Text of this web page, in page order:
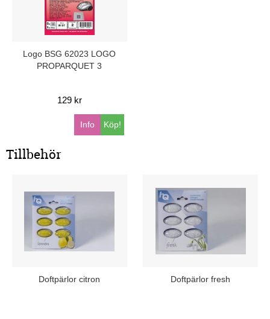
Logo BSG 62023 LOGO
PROPARQUET 3
129 kr
Köp!
Info
Tillbehör
Doftpärlor citron Doftpärlor fresh